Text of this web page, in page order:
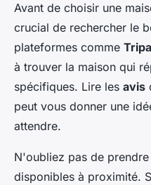
Avant de choisir une
crucial de rechercher le
plateformes comme
à trouver la maison qui
spécifiques. Lire les avis
peut vous donner une
attendre.
N'oubliez pas de
disponibles à proximité.